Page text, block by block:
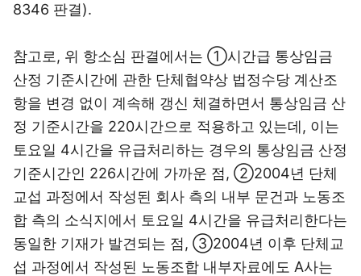
8346 판결).
참고로, 위 항소심 판결에서는 ①시간급 통상임금
산정 기준시간에 관한 단체협약상 법정수당 계산조
항을 변경 없이 계속해 갱신 체결하면서 통상임금 산
정 기준시간을 220시간으로 적용하고 있는데, 이는
토요일 4시간을 유급처리하는 경우의 통상임금 산정
기준시간인 226시간에 가까운 점, ②2004년 단체
교섭 과정에서 작성된 회사 측의 내부 문건과 노동조
합 측의 소식지에서 토요일 4시간을 유급처리한다는
동일한 기재가 발견되는 점, ③2004년 이후 단체교
섭 과정에서 작성된 노동조합 내부자료에도 A사는